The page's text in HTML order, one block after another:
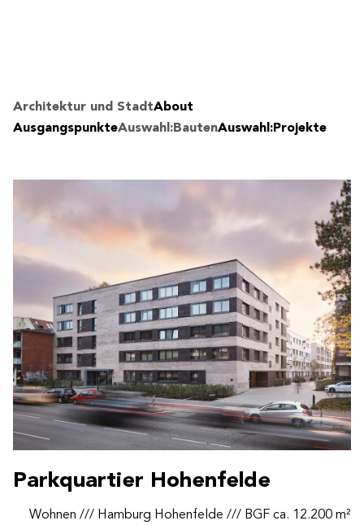
Architektur und StadtAbout
AusgangspunkteAuswahl:BautenAuswahl:Projekte
Parkquartier Hohenfelde
Wohnen /// Hamburg Hohenfelde /// BGF ca. 12.200 m²